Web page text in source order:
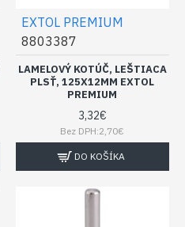
EXTOL PREMIUM
8803387
LAMELOVÝ KOTÚČ, LEŠTIACA
PLSŤ, 125X12MM EXTOL
PREMIUM
3,32€
Bez DPH:2,70€
DO KOŠÍKA